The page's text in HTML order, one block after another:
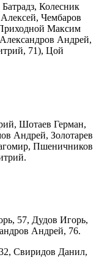
Колесник
Чембаров
Максим
Андрей,
71), Цой
Шотаев Герман,
Андрей, Золотарев
Пшеничников
57, Дудов Игорь,
Андрей, 76.
Свиридов Данил,